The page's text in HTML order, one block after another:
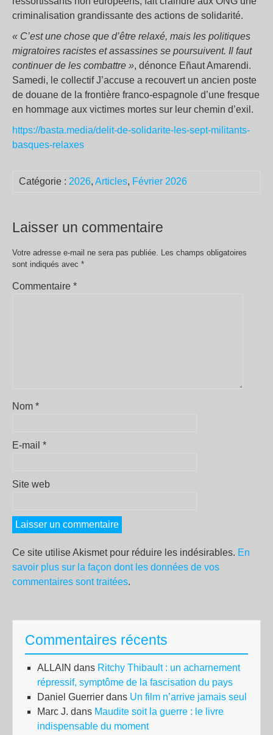
criminalisation grandissante des actions de solidarité.
« C’est une chose que d’être relaxé, mais les politiques
migratoires racistes et assassines se poursuivent. Il faut
continuer de les combattre », dénonce Eñaut Amarendi.
Samedi, le collectif J’accuse a recouvert un ancien poste
de douane de la frontière franco-espagnole d’une fresque
en hommage aux victimes mortes sur leur chemin d’exil.
https://basta.media/delit-de-solidarite-les-sept-militants-
basques-relaxes
Catégorie : 2026, Articles, Février 2026
Laisser un commentaire
Votre adresse e-mail ne sera pas publiée. Les champs obligatoires
sont indiqués avec *
Commentaire *
Nom *
E-mail *
Site web
Ce site utilise Akismet pour réduire les indésirables. En
savoir plus sur la façon dont les données de vos
commentaires sont traitées.
Commentaires récents
ALLAIN dans Ritchy Thibault : un acharnement
répressif, symptôme de la fascisation du pays
Daniel Guerrier dans Un film n’arrive jamais seul
Marc J. dans Maudite soit la guerre : le livre
indispensable du moment